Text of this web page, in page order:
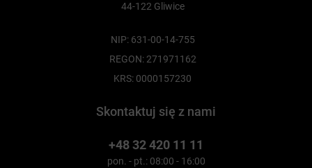
44-122 Gliwice
NIP: 631-00-14-755
REGON: 271971162
KRS: 0000157230
Skontaktuj się z nami
+48 32 420 11 11
pon. - pt.: 08:00 - 16:00